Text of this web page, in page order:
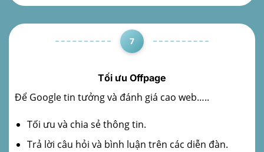
7
Tối ưu Offpage
Để Google tin tưởng và đánh giá cao web…..
Tối ưu và chia sẻ thông tin.
Trả lời câu hỏi và bình luận trên các diễn đàn.